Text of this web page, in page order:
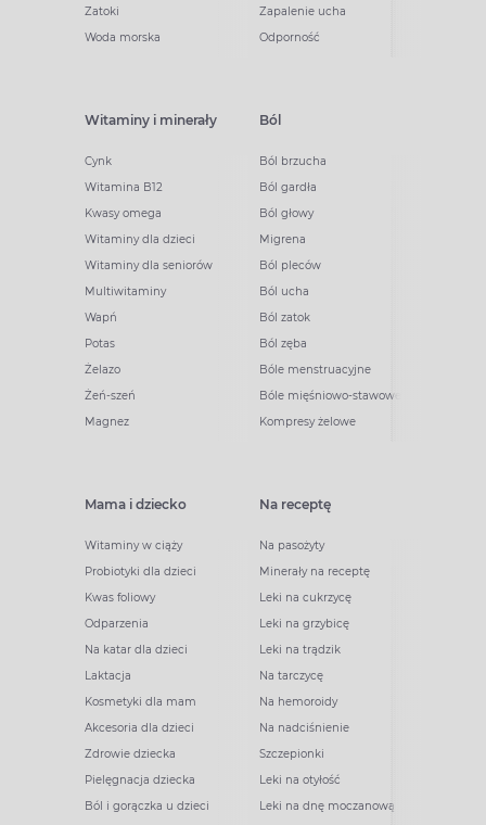
Zatoki
Woda morska
Zapalenie ucha
Odporność
Witaminy i minerały
Cynk
Witamina B12
Kwasy omega
Witaminy dla dzieci
Witaminy dla seniorów
Multiwitaminy
Wapń
Potas
Żelazo
Żeń-szeń
Magnez
Ból
Ból brzucha
Ból gardła
Ból głowy
Migrena
Ból pleców
Ból ucha
Ból zatok
Ból zęba
Bóle menstruacyjne
Bóle mięśniowo-stawowe
Kompresy żelowe
Mama i dziecko
Witaminy w ciąży
Probiotyki dla dzieci
Kwas foliowy
Odparzenia
Na katar dla dzieci
Laktacja
Kosmetyki dla mam
Akcesoria dla dzieci
Zdrowie dziecka
Pielęgnacja dziecka
Ból i gorączka u dzieci
Na receptę
Na pasożyty
Minerały na receptę
Leki na cukrzycę
Leki na grzybicę
Leki na trądzik
Na tarczycę
Na hemoroidy
Na nadciśnienie
Szczepionki
Leki na otyłość
Leki na dnę moczanową